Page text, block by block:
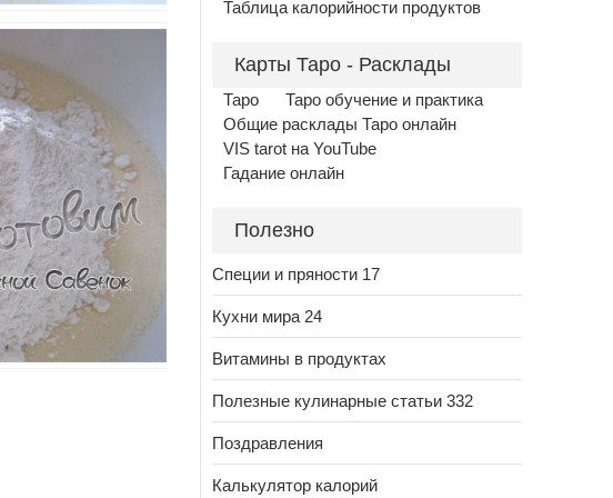
Таблица калорийности продуктов
Карты Таро - Расклады
Таро
Таро обучение и практика
Общие расклады Таро онлайн
VIS tarot на YouTube
Гадание онлайн
Полезно
Специи и пряности 17
Кухни мира 24
Витамины в продуктах
Полезные кулинарные статьи 332
Поздравления
Калькулятор калорий